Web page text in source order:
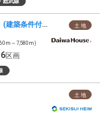
土 地
セキュレア南アルプス小笠原II (建築条件付宅地分譲)
～7,580m)
6区画
土 地